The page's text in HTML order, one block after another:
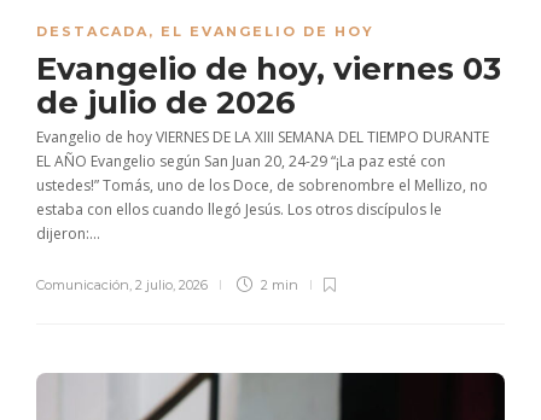
DESTACADA, EL EVANGELIO DE HOY
Evangelio de hoy, viernes 03
de julio de 2026
Evangelio de hoy VIERNES DE LA XIII SEMANA DEL TIEMPO DURANTE
EL AÑO Evangelio según San Juan 20, 24-29 “¡La paz esté con
ustedes!” Tomás, uno de los Doce, de sobrenombre el Mellizo, no
estaba con ellos cuando llegó Jesús. Los otros discípulos le
dijeron:...
Comunicación, 2 julio, 2026 2 min